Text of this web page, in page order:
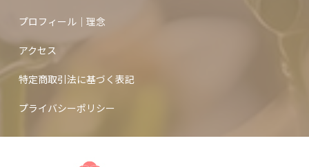
プロフィール｜理念
アクセス
特定商取引法に基づく表記
プライバシーポリシー